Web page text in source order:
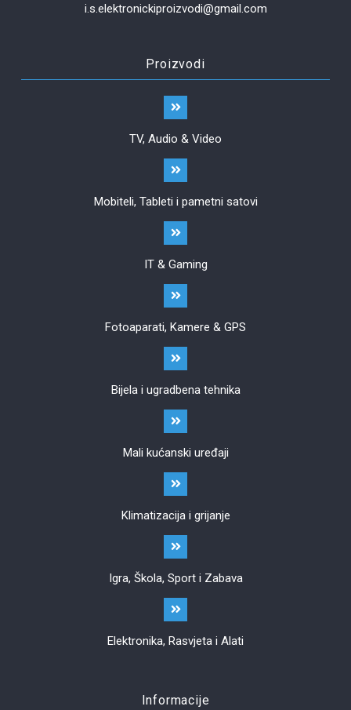
i.s.elektronickiproizvodi@gmail.com
Proizvodi
TV, Audio & Video
Mobiteli, Tableti i pametni satovi
IT & Gaming
Fotoaparati, Kamere & GPS
Bijela i ugradbena tehnika
Mali kućanski uređaji
Klimatizacija i grijanje
Igra, Škola, Sport i Zabava
Elektronika, Rasvjeta i Alati
Informacije